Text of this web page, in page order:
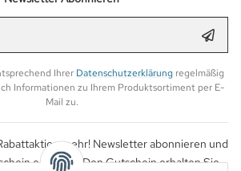
Ihrer Datenschutzerklärung regelmäßig
Informationen zu Ihrem Produktsortiment per E-
Mail zu.
mehr! Newsletter abonnieren und
erhalten. Den Gutschein erhalten Sie